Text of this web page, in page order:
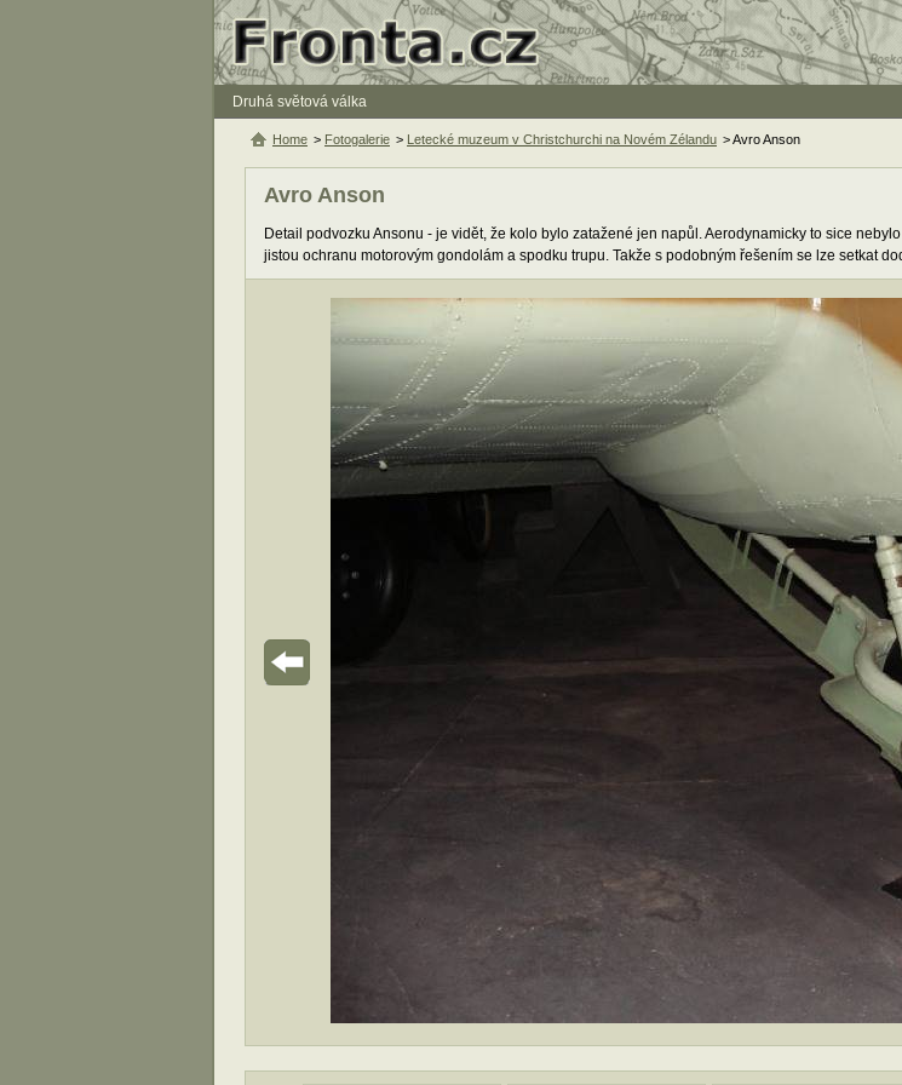
Druhá světová válka
Avro Anson
Detail podvozku Ansonu - je vidět, že kolo bylo zatažené jen napůl. Aerodynamicky to sice
jistou ochranu motorovým gondolám a spodku trupu. Takže s podobným řešením se lze setkat
Home > Fotogalerie > Letecké muzeum v Christchurchi na Novém Zélandu > Avro Anson